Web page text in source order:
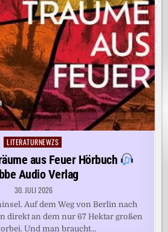
Posted
in
LITERATURNEWZS
aus Feuer Hörbuch
Audio Verlag
30. JULI 2026
Auf dem Weg von Berlin nach
direkt an dem nur 67 Hektar großen
Und man braucht…